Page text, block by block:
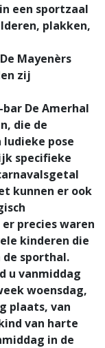
een sportzaal
plakken,
Mayenèrs
zij
De Amerhal
die de
pose
specifieke
kunnen er ook
precies waren
kinderen die
sporthal.
u vanmiddag
woensdag,
plaats, van
van harte
in de